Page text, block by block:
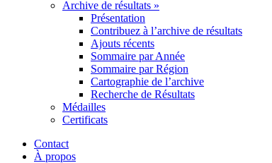
Archive de résultats »
Présentation
Contribuez à l’archive de résultats
Ajouts récents
Sommaire par Année
Sommaire par Région
Cartographie de l’archive
Recherche de Résultats
Médailles
Certificats
Contact
À propos